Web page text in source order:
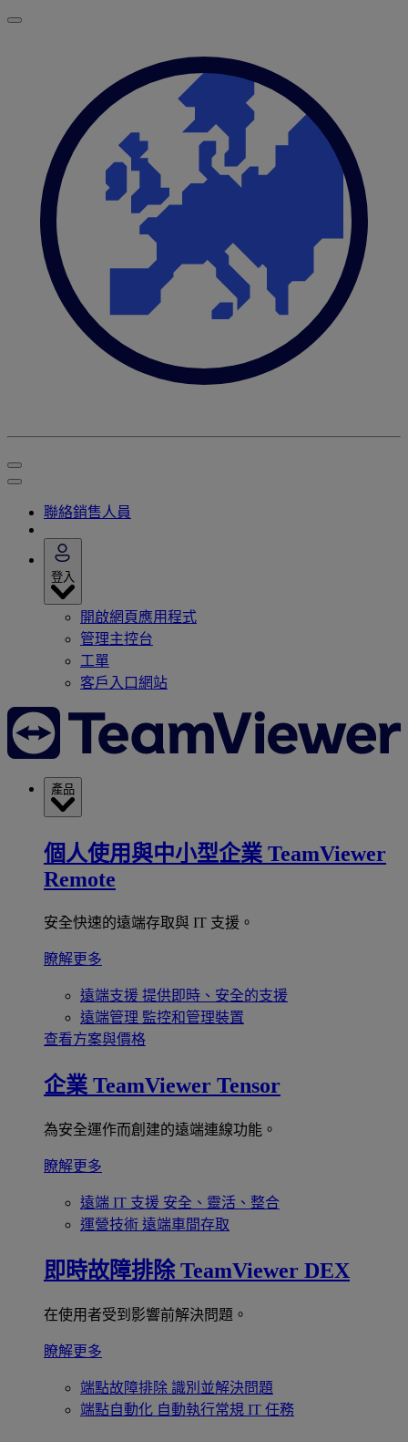
聯絡銷售人員
登入
開啟網頁應用程式
管理主控台
工單
客戶入口網站
產品
個人使用與中小型企業 TeamViewer
Remote
安全快速的遠端存取與 IT 支援。
瞭解更多
遠端支援 提供即時、安全的支援
遠端管理 監控和管理裝置
查看方案與價格
企業 TeamViewer Tensor
為安全運作而創建的遠端連線功能。
瞭解更多
遠端 IT 支援 安全、靈活、整合
運營技術 遠端車間存取
即時故障排除 TeamViewer DEX
在使用者受到影響前解決問題。
瞭解更多
端點故障排除 識別並解決問題
端點自動化 自動執行常規 IT 任務